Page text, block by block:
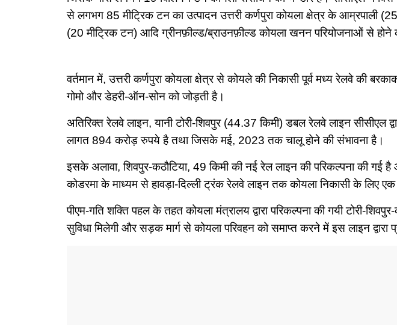
से लगभग 85 मीट्रिक टन का उत्पादन उत्तरी कर्णपुरा कोयला क्षेत्र के आम्रपाली
(20 मीट्रिक टन) आदि ग्रीनफ़ील्ड/ब्राउनफ़ील्ड कोयला खनन परियोजनाओं से होने
वर्तमान में, उत्तरी कर्णपुरा कोयला क्षेत्र से कोयले की निकासी पूर्व मध्य रेलवे की
गोमो और डेहरी-ऑन-सोन को जोड़ती है।
अतिरिक्त रेलवे लाइन, यानी टोरी-शिवपुर (44.37 किमी) डबल रेलवे लाइन सीसीएल
लागत 894 करोड़ रुपये है तथा जिसके मई, 2023 तक चालू होने की संभावना है।
इसके अलावा, शिवपुर-कठौटिया, 49 किमी की नई रेल लाइन की परिकल्पना की गई है
कोडरमा के माध्यम से हावड़ा-दिल्ली ट्रंक रेलवे लाइन तक कोयला निकासी के लिए
पीएम-गति शक्ति पहल के तहत कोयला मंत्रालय द्वारा परिकल्पना की गयी टोरी-
सुविधा मिलेगी और सड़क मार्ग से कोयला परिवहन को समाप्त करने में इस लाइन द्वारा